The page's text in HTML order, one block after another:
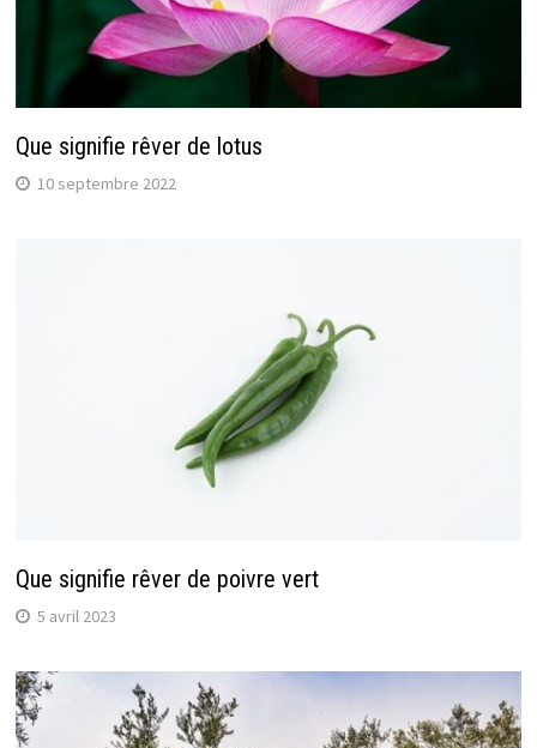
Que signifie rêver de lotus
10 septembre 2022
Que signifie rêver de poivre vert
5 avril 2023